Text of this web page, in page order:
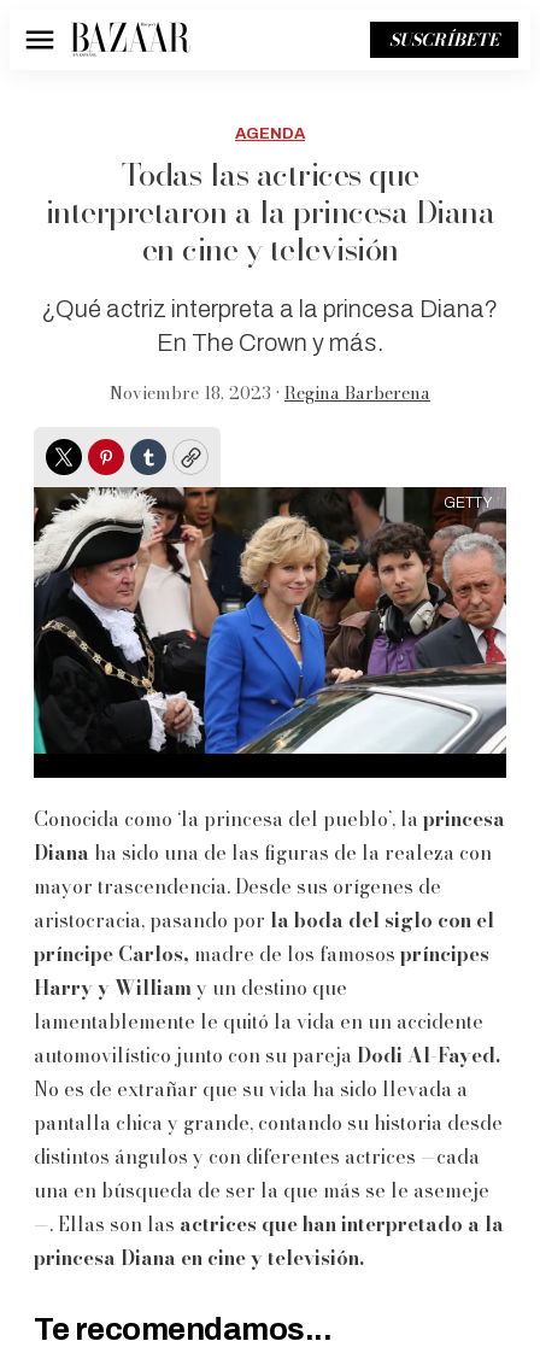
Menú SUSCRÍBETE
AGENDA
Todas las actrices que
interpretaron a la princesa Diana
en cine y televisión
¿Qué actriz interpreta a la princesa Diana?
En The Crown y más.
Noviembre 18, 2023 • Regina Barberena
TwitterPinterest
TumblrCopy
GETTY
Conocida como ‘la princesa del pueblo’, la princesa
Diana ha sido una de las figuras de la realeza con
mayor trascendencia. Desde sus orígenes de
aristocracia, pasando por la boda del siglo con el
príncipe Carlos, madre de los famosos príncipes
Harry y Williamy un destino que
lamentablemente le quitó la vida en un accidente
automovilístico junto con su pareja Dodi Al-Fayed.
No es de extrañar que su vida ha sido llevada a
pantalla chica y grande, contando su historia desde
distintos ángulos y con diferentes actrices —cada
una en búsqueda de ser la que más se le asemeje
—. Ellas son las actrices que han interpretado a la
princesa Diana en cine y televisión.
Te recomendamos...